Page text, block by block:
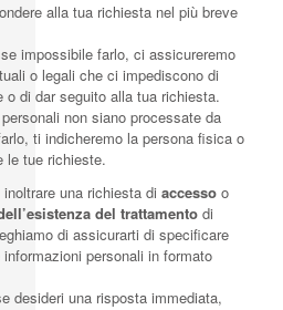
alla tua richiesta nel più breve
impossibile farlo, ci assicureremo
o legali che ci impediscono di
o di dar seguito alla tua richiesta.
non siano processate da
ti indicheremo la persona fisica o
le tue richieste.
una richiesta di accesso o
del trattamento di
di assicurarti di specificare
personali in formato
desideri una risposta immediata,